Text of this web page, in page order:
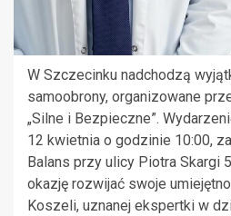
W Szczecinku nadchodzą
samoobrony, organizowane
„Silne i Bezpieczne”.
12 kwietnia o godzinie 10:00,
Balans przy ulicy Piotra Skargi
okazję rozwijać swoje
Koszeli, uznanej ekspertki w